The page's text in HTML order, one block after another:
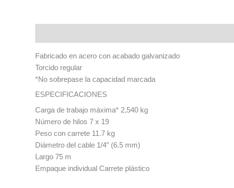
Fabricado en acero con acabado galvanizado
Torcido regular
*No sobrepase la capacidad marcada
ESPECIFICACIONES
Carga de trabajo máxima* 2,540 kg
Número de hilos 7 x 19
Peso con carrete 11.7 kg
Diámetro del cable 1/4″ (6.5 mm)
Largo 75 m
Empaque individual Carrete plástico